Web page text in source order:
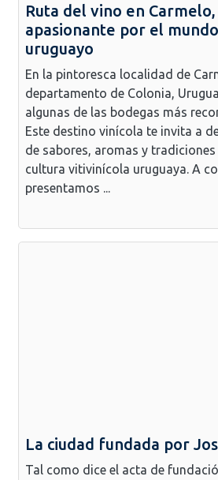
Ruta del vino en
apasionante por el
uruguayo
En la pintoresca localidad de
departamento de Colonia,
algunas de las bodegas más
Este destino vinícola te invita a
de sabores, aromas y tradiciones
cultura vitivinícola uruguaya. A
presentamos ...
La ciudad fundada por
Tal como dice el acta de